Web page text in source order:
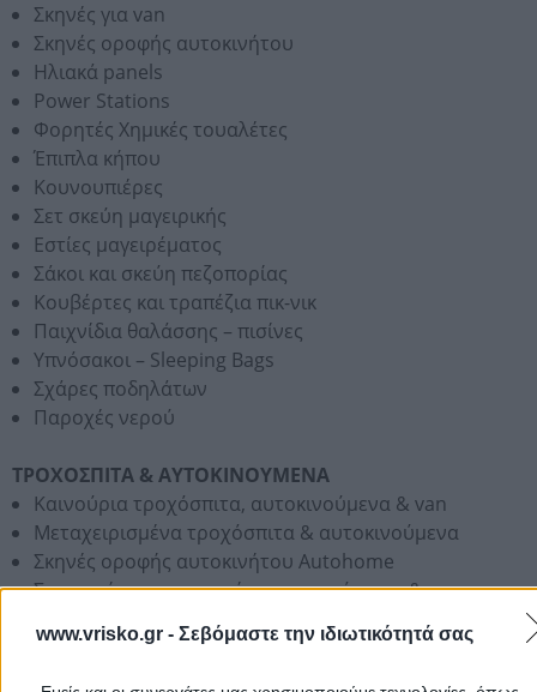
www.vrisko.gr - Σεβόμαστε την ιδιωτικότητά σας
Σκηνές για van
Σκηνές οροφής αυτοκινήτου
Ηλιακά panels
Power Stations
Φορητές Χημικές τουαλέτες
Έπιπλα κήπου
Κουνουπιέρες
Σετ σκεύη μαγειρικής
Εστίες μαγειρέματος
Σάκοι και σκεύη πεζοπορίας
Κουβέρτες και τραπέζια πικ-νικ
Παιχνίδια θαλάσσης – πισίνες
Υπνόσακοι – Sleeping Bags
Σχάρες ποδηλάτων
Παροχές νερού
ΤΡΟΧΟΣΠΙΤΑ & ΑΥΤΟΚΙΝΟΥΜΕΝΑ
Καινούρια τροχόσπιτα, αυτοκινούμενα & van
Μεταχειρισμένα τροχόσπιτα & αυτοκινούμενα
Σκηνές οροφής αυτοκινήτου Autohome
Συνεργείο για επισκευές στα τροχόσπιτα & τα
Κατασκευές / Μετατροπές Van αυτοκινήτων σε